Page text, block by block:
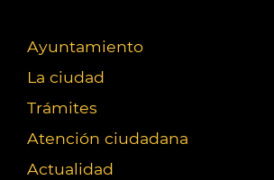
Ayuntamiento
La ciudad
Trámites
Atención ciudadana
Actualidad